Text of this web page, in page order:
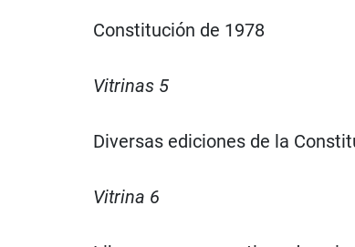
Constitución de 1978
Vitrinas 5
Diversas ediciones de la
Vitrina 6